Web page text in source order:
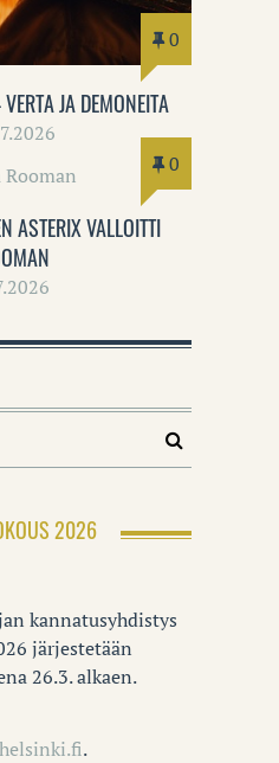
0
JA DEMONEITA
0
ASTERIX VALLOITTI
2026
kannatusyhdistys
järjestetään
26.3. alkaen.
.